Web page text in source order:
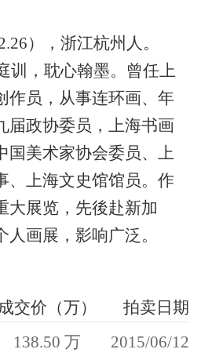
），浙江杭州人。
训，耽心翰墨。曾任上
作员，从事连环画、年
届政协委员，上海书画
国美术家协会委员、上
、上海文史馆馆员。作
大展览，先後赴新加
画展，影响广泛。
交价（万）
拍卖日期
138.50 万 2015/06/12